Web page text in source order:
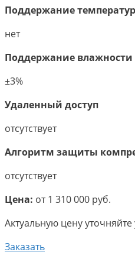
Поддержание
нет
Поддержание влажности
±3%
Удаленный доступ
отсутствует
Алгоритм защиты
отсутствует
Цена: от 1 310 000 руб.
Актуальную цену
Заказать